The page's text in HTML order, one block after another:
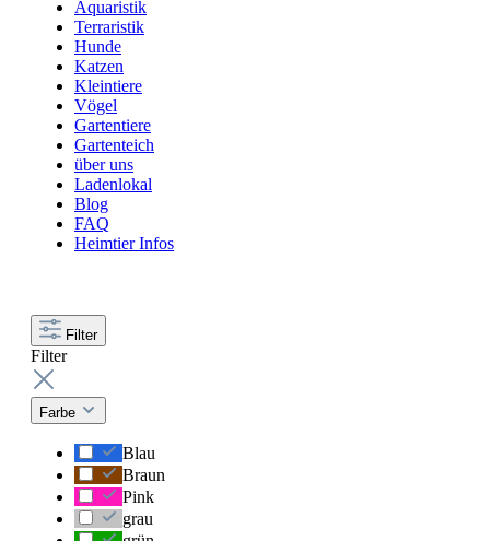
Aquaristik
Terraristik
Hunde
Katzen
Kleintiere
Vögel
Gartentiere
Gartenteich
über uns
Ladenlokal
Blog
FAQ
Heimtier Infos
Filter
Filter
Farbe
Blau
Braun
Pink
grau